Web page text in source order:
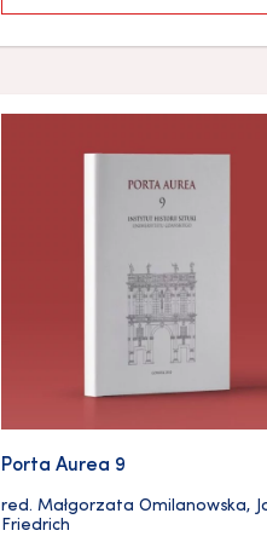
Porta Aurea 9
red. Małgorzata Omilanowska,
Friedrich